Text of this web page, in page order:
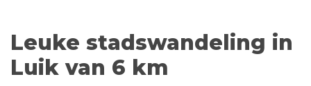
Leuke stadswandeling in
Luik van 6 km